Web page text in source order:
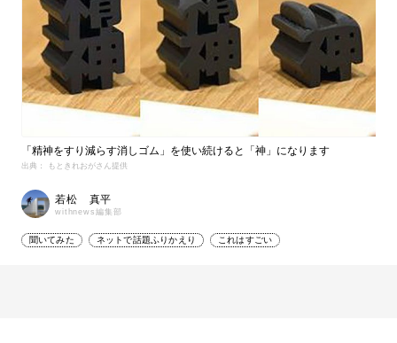
「精神をすり減らす消しゴム」を使い続けると「神」になります
出典： もときれおがさん提供
若松 真平
withnews編集部
聞いてみた ネットで話題ふりかえり これはすごい